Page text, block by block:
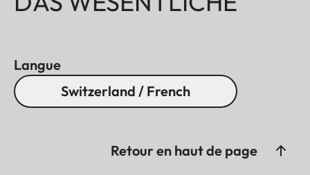
Langue
Switzerland / French
Retour en haut de page